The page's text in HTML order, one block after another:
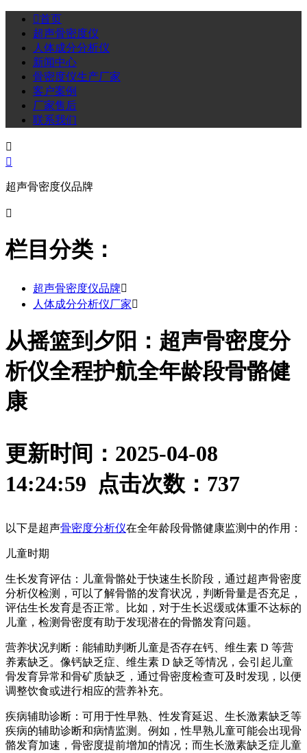
首页
超声骨密度仪
人体成分分析仪
新闻中心
骨密度仪生产厂家
客户案例
厂家售后
联系我们


超声骨密度仪品牌

栏目分类：
超声骨密度仪品牌
人体成分分析仪厂家
从摇篮到夕阳：超声骨密度分
析仪全程护航全年龄段骨骼健
康
更新时间：2025-04-08
14:24:59 点击次数： 737
以下是超声骨密度分析仪在全年龄段骨骼健康监测中的作用：
儿童时期
生长发育评估：儿童骨骼处于快速生长阶段，通过超声骨密度
分析仪检测，可以了解骨骼的发育状况，判断骨量是否充足，
评估生长发育是否正常。比如，对于生长迟缓或体重不达标的
儿童，检测骨密度有助于发现潜在的骨骼发育问题。
营养状况判断：能辅助判断儿童是否存在钙、维生素 D 等营
养素缺乏。像钙缺乏症、维生素 D 缺乏等情况，会引起儿童
骨发育异常和骨矿质缺乏，通过骨密度检查可及时发现，以便
调整饮食或进行相应的营养补充。
疾病辅助诊断：可用于性早熟、性发育延迟、生长激素缺乏等
疾病的辅助诊断和病情监测。例如，性早熟儿童可能会出现骨
骼发育加速，骨密度提前增加的情况；而生长激素缺乏症儿童